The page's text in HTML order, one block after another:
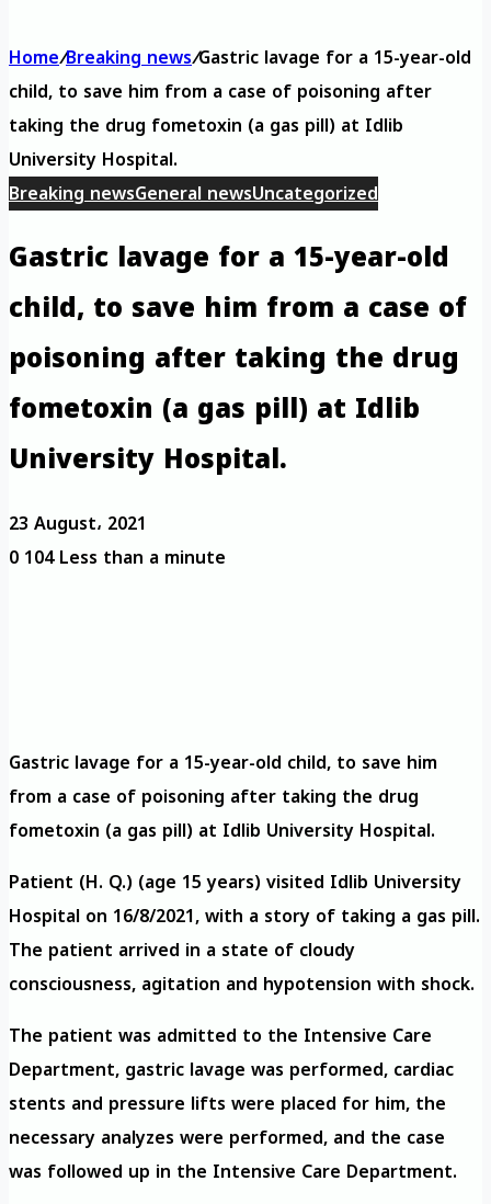
Home/Breaking news/Gastric lavage for a 15-year-old
child, to save him from a case of poisoning after
taking the drug fometoxin (a gas pill) at Idlib
University Hospital.
Breaking newsGeneral newsUncategorized
Gastric lavage for a 15-year-old
child, to save him from a case of
poisoning after taking the drug
fometoxin (a gas pill) at Idlib
University Hospital.
23 August، 2021
0104Less than a minute
Gastric lavage for a 15-year-old child, to save him
from a case of poisoning after taking the drug
fometoxin (a gas pill) at Idlib University Hospital.
Patient (H. Q.) (age 15 years) visited Idlib University
Hospital on 16/8/2021, with a story of taking a gas pill.
The patient arrived in a state of cloudy
consciousness, agitation and hypotension with shock.
The patient was admitted to the Intensive Care
Department, gastric lavage was performed, cardiac
stents and pressure lifts were placed for him, the
necessary analyzes were performed, and the case
was followed up in the Intensive Care Department.